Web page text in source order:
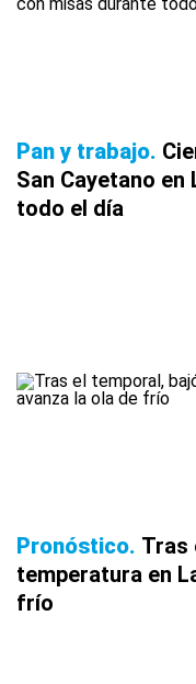
Pan y trabajo
San Cayetano
todo el día
Pronóstico Tras
temperatura en
frío